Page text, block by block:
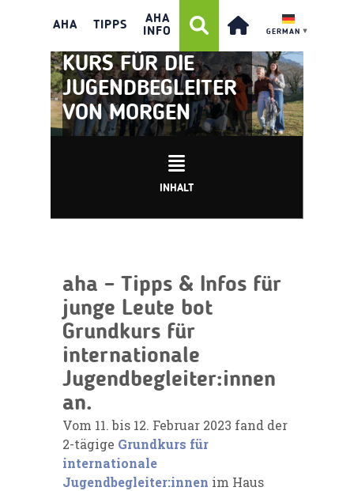
AHA TIPPS
AHA
INFO
GERMAN ▼
KURS FÜR DIE
JUGENDBEGLEITER
VON MORGEN
INHALT
aha – Tipps & Infos für
junge Leute bot
Grundkurs für
internationale
Jugendbegleiter:innen
an.
Vom 11. bis 12. Februar 2023 fand der
2-tägige Grundkurs für
internationale
Jugendbegleiter:innen im Haus